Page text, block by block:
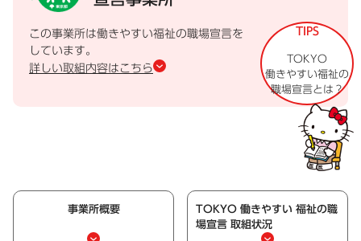
この事業所は働きやすい福祉の職場宣言を
しています。
詳しい取組内容はこちら
TIPS
TOKYO
働きやすい福祉の
職場宣言とは？
事業所概要
TOKYO 働きやすい 福祉の職
場宣言 取組状況